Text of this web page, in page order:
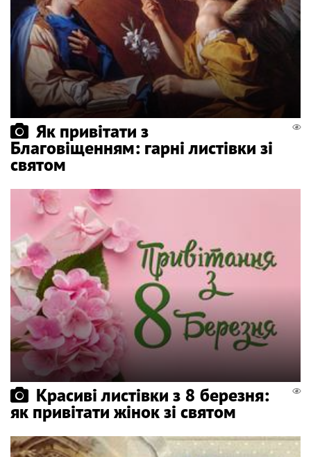
Як привітати з
Благовіщенням: гарні листівки зі
святом
Красиві листівки з 8 березня:
як привітати жінок зі святом